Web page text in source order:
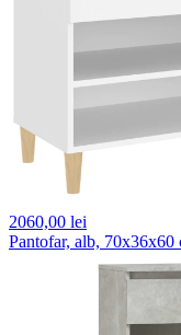
2060,00 lei
Pantofar, alb, 70x36x60